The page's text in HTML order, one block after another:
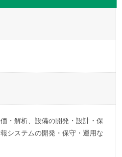
・解析、設備の開発・設計・保
システムの開発・保守・運用な